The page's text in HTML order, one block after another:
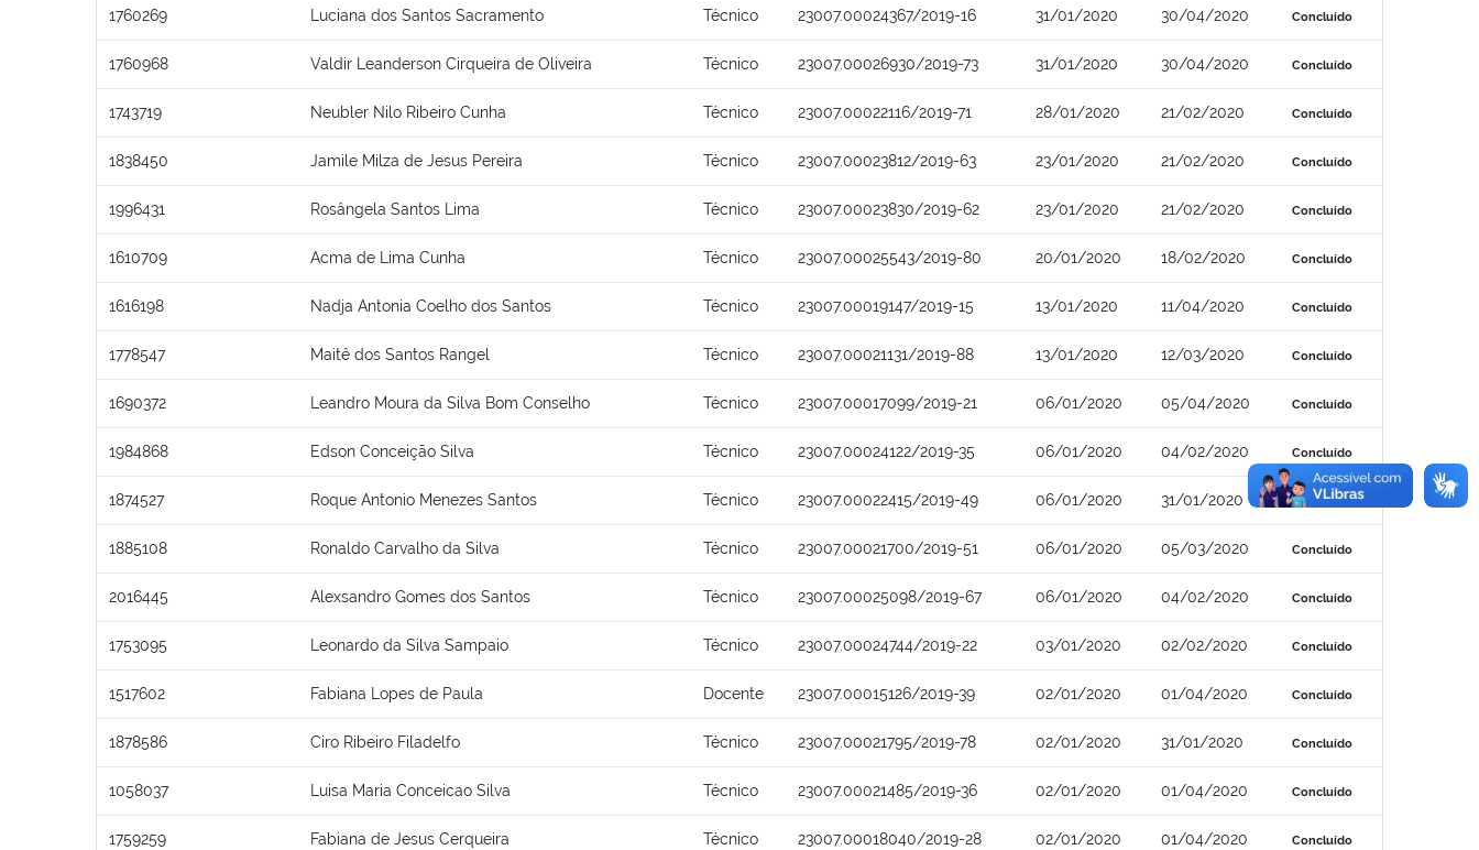
1760269 Luciana dos Santos Sacramento Técnico 23007.00024367/2019-16 31/01/2020 30/04/2020 Concluído
1760968 Valdir Leanderson Cirqueira de Oliveira Técnico 23007.00026930/2019-73 31/01/2020 30/04/2020 Concluído
1743719 Neubler Nilo Ribeiro Cunha Técnico 23007.00022116/2019-71 28/01/2020 21/02/2020 Concluído
1838450 Jamile Milza de Jesus Pereira Técnico 23007.00023812/2019-63 23/01/2020 21/02/2020 Concluído
1996431 Rosângela Santos Lima Técnico 23007.00023830/2019-62 23/01/2020 21/02/2020 Concluído
1610709 Acma de Lima Cunha Técnico 23007.00025543/2019-80 20/01/2020 18/02/2020 Concluído
1616198 Nadja Antonia Coelho dos Santos Técnico 23007.00019147/2019-15 13/01/2020 11/04/2020 Concluído
1778547 Maitê dos Santos Rangel Técnico 23007.00021131/2019-88 13/01/2020 12/03/2020 Concluído
1690372 Leandro Moura da Silva Bom Conselho Técnico 23007.00017099/2019-21 06/01/2020 05/04/2020 Concluído
1984868 Edson Conceição Silva Técnico 23007.00024122/2019-35 06/01/2020 04/02/2020 Concluído
1874527 Roque Antonio Menezes Santos Técnico 23007.00022415/2019-49 06/01/2020 31/01/2020 Concluído
1885108 Ronaldo Carvalho da Silva Técnico 23007.00021700/2019-51 06/01/2020 05/03/2020 Concluído
2016445 Alexsandro Gomes dos Santos Técnico 23007.00025098/2019-67 06/01/2020 04/02/2020 Concluído
1753095 Leonardo da Silva Sampaio Técnico 23007.00024744/2019-22 03/01/2020 02/02/2020 Concluído
1517602 Fabiana Lopes de Paula Docente 23007.00015126/2019-39 02/01/2020 01/04/2020 Concluído
1878586 Ciro Ribeiro Filadelfo Técnico 23007.00021795/2019-78 02/01/2020 31/01/2020 Concluído
1058037 Luisa Maria Conceicao Silva Técnico 23007.00021485/2019-36 02/01/2020 01/04/2020 Concluído
1759259 Fabiana de Jesus Cerqueira Técnico 23007.00018040/2019-28 02/01/2020 01/04/2020 Concluído